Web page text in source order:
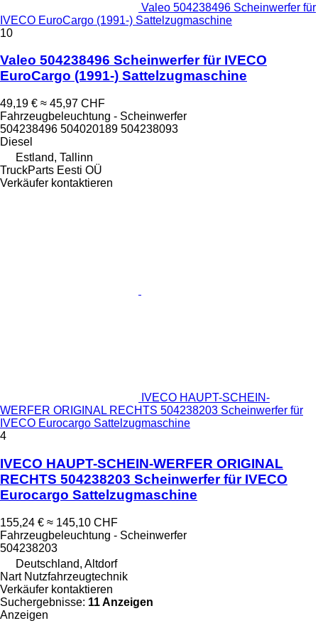
Valeo 504238496 Scheinwerfer für
IVECO EuroCargo (1991-) Sattelzugmaschine
10
Valeo 504238496 Scheinwerfer für IVECO
EuroCargo (1991-) Sattelzugmaschine
49,19 € ≈ 45,97 CHF
Fahrzeugbeleuchtung - Scheinwerfer
504238496 504020189 504238093
Diesel
Estland, Tallinn
TruckParts Eesti OÜ
Verkäufer kontaktieren
IVECO HAUPT-SCHEIN-
WERFER ORIGINAL RECHTS 504238203 Scheinwerfer für
IVECO Eurocargo Sattelzugmaschine
4
IVECO HAUPT-SCHEIN-WERFER ORIGINAL
RECHTS 504238203 Scheinwerfer für IVECO
Eurocargo Sattelzugmaschine
155,24 € ≈ 145,10 CHF
Fahrzeugbeleuchtung - Scheinwerfer
504238203
Deutschland, Altdorf
Nart Nutzfahrzeugtechnik
Verkäufer kontaktieren
Suchergebnisse: 11 Anzeigen
Anzeigen